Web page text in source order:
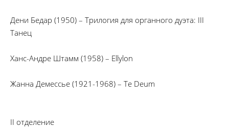
Дени Бедар (1950) – Трилогия для органного дуэта: III
Танец
Ханс-Андре Штамм (1958) – Ellylon
Жанна Демессье (1921-1968) – Te Deum
II отделение